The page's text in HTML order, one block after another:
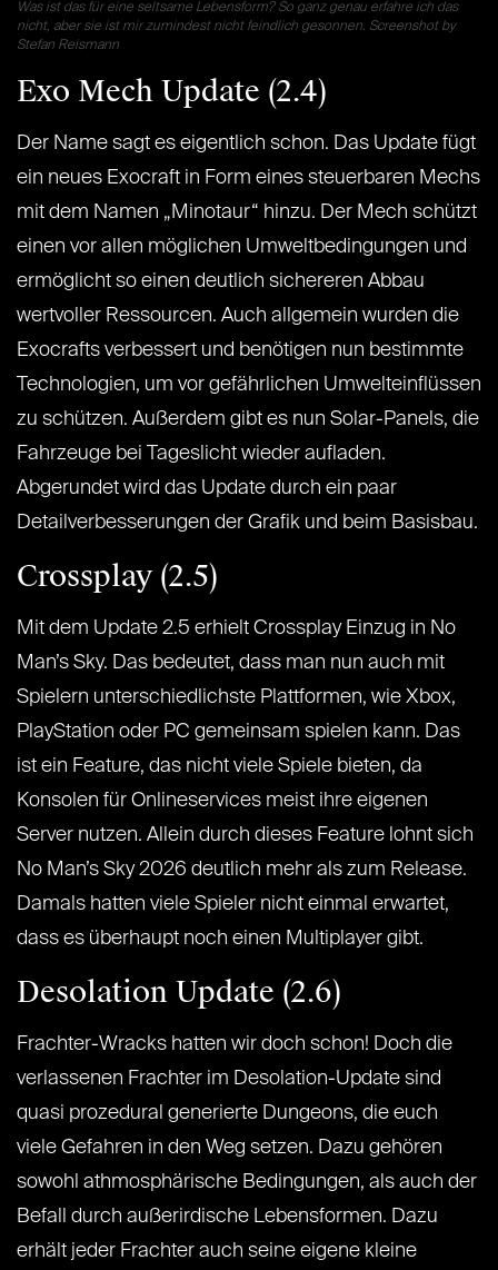
Was ist das für eine seltsame Lebensform? So ganz genau erfahre ich das
nicht, aber sie ist mir zumindest nicht feindlich gesonnen. Screenshot by
Stefan Reismann
Exo Mech Update (2.4)
Der Name sagt es eigentlich schon. Das Update fügt
ein neues Exocraft in Form eines steuerbaren Mechs
mit dem Namen „Minotaur“ hinzu. Der Mech schützt
einen vor allen möglichen Umweltbedingungen und
ermöglicht so einen deutlich sichereren Abbau
wertvoller Ressourcen. Auch allgemein wurden die
Exocrafts verbessert und benötigen nun bestimmte
Technologien, um vor gefährlichen Umwelteinflüssen
zu schützen. Außerdem gibt es nun Solar-Panels, die
Fahrzeuge bei Tageslicht wieder aufladen.
Abgerundet wird das Update durch ein paar
Detailverbesserungen der Grafik und beim Basisbau.
Crossplay (2.5)
Mit dem Update 2.5 erhielt Crossplay Einzug in No
Man’s Sky. Das bedeutet, dass man nun auch mit
Spielern unterschiedlichste Plattformen, wie Xbox,
PlayStation oder PC gemeinsam spielen kann. Das
ist ein Feature, das nicht viele Spiele bieten, da
Konsolen für Onlineservices meist ihre eigenen
Server nutzen. Allein durch dieses Feature lohnt sich
No Man’s Sky 2026 deutlich mehr als zum Release.
Damals hatten viele Spieler nicht einmal erwartet,
dass es überhaupt noch einen Multiplayer gibt.
Desolation Update (2.6)
Frachter-Wracks hatten wir doch schon! Doch die
verlassenen Frachter im Desolation-Update sind
quasi prozedural generierte Dungeons, die euch
viele Gefahren in den Weg setzen. Dazu gehören
sowohl athmosphärische Bedingungen, als auch der
Befall durch außerirdische Lebensformen. Dazu
erhält jeder Frachter auch seine eigene kleine